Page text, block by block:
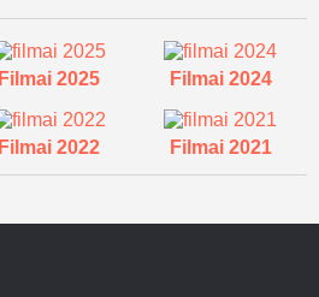
Filmai 2025 Filmai 2024
Filmai 2022 Filmai 2021